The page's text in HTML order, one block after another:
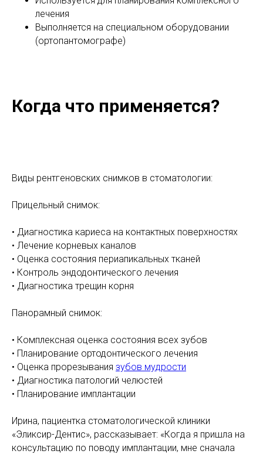
лечения
Выполняется на специальном оборудовании
(ортопантомографе)
Когда что применяется?
Виды рентгеновских снимков в стоматологии:
Прицельный снимок:
• Диагностика кариеса на контактных поверхностях
• Лечение корневых каналов
• Оценка состояния периапикальных тканей
• Контроль эндодонтического лечения
• Диагностика трещин корня
Панорамный снимок:
• Комплексная оценка состояния всех зубов
• Планирование ортодонтического лечения
• Оценка прорезывания зубов мудрости
• Диагностика патологий челюстей
• Планирование имплантации
Ирина, пациентка стоматологической клиники
«Эликсир-Дентис», рассказывает: «Когда я пришла на
консультацию по поводу имплантации, мне сначала